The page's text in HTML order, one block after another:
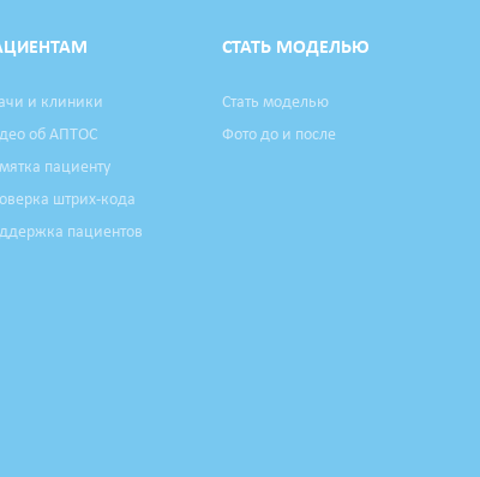
и клиники
об АПТОС
пациенту
штрих-кода
пациентов
СТАТЬ МОДЕЛЬЮ
Стать моделью
Фото до и после